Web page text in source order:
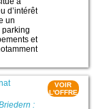
d’intérêt
un
parking
et
:
VOIR
L'OFFRE